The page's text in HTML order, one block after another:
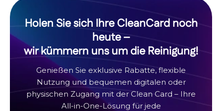
Holen Sie sich Ihre CleanCard noch
heute –
wir kümmern uns um die Reinigung!
Genießen Sie exklusive Rabatte, flexible
Nutzung und bequemen digitalen oder
physischen Zugang mit der Clean Card – Ihre
All-in-One-Lösung für jede